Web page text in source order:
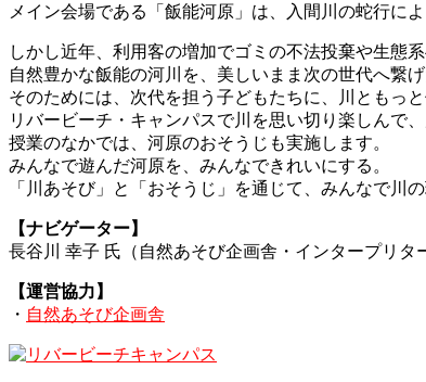
メイン会場である「飯能河原」は、入間川の蛇行に
しかし近年、利用客の増加でゴミの不法投棄や生態
自然豊かな飯能の河川を、美しいまま次の世代へ繋げ
そのためには、次代を担う子どもたちに、川ともっ
リバービーチ・キャンパスで川を思い切り楽しんで
授業のなかでは、河原のおそうじも実施します。
みんなで遊んだ河原を、みんなできれいにする。
「川あそび」と「おそうじ」を通じて、みんなで川
【ナビゲーター】
長谷川 幸子 氏（自然あそび企画舎・インタープリタ
【運営協力】
・ 自然あそび企画舎